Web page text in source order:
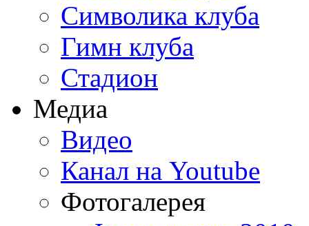
Символика клуба
Гимн клуба
Стадион
Медиа
Видео
Канал на Youtube
Фотогалерея